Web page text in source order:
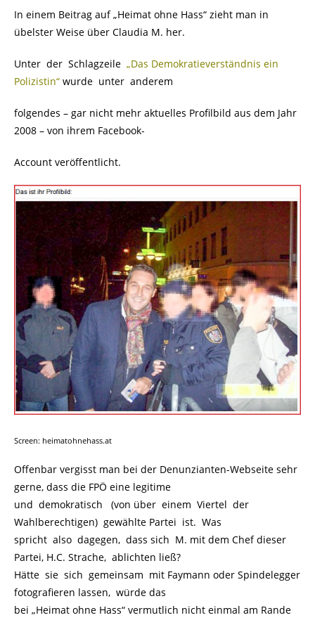
In einem Beitrag auf „Heimat ohne Hass“ zieht man in
übelster Weise über Claudia M. her.
Unter der Schlagzeile „Das Demokratieverständnis ein
Polizistin“ wurde unter anderem
folgendes – gar nicht mehr aktuelles Profilbild aus dem Jahr
2008 – von ihrem Facebook-
Account veröffentlicht.
Screen: heimatohnehass.at
Offenbar vergisst man bei der Denunzianten-Webseite sehr
gerne, dass die FPÖ eine legitime
und demokratisch (von über einem Viertel der
Wahlberechtigen) gewählte Partei ist. Was
spricht also dagegen, dass sich M. mit dem Chef dieser
Partei, H.C. Strache, ablichten ließ?
Hätte sie sich gemeinsam mit Faymann oder Spindelegger
fotografieren lassen, würde das
bei „Heimat ohne Hass“ vermutlich nicht einmal am Rande